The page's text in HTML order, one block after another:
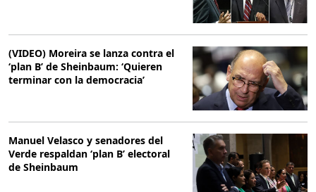
(VIDEO) Moreira se lanza contra el
‘plan B’ de Sheinbaum: ‘Quieren
terminar con la democracia’
Manuel Velasco y senadores del
Verde respaldan ‘plan B’ electoral
de Sheinbaum